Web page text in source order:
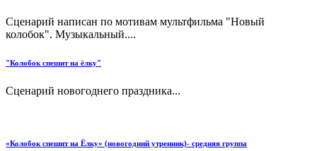
Сценарий написан по мотивам мультфильма "Новый
колобок". Музыкальный....
"Колобок спешит на ёлку"
Сценарий новогоднего праздника...
«Колобок спешит на Ёлку» (новогодний утренник)- средняя группа